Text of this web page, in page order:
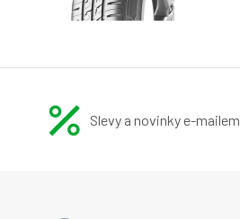
Slevy a novinky e-mailem